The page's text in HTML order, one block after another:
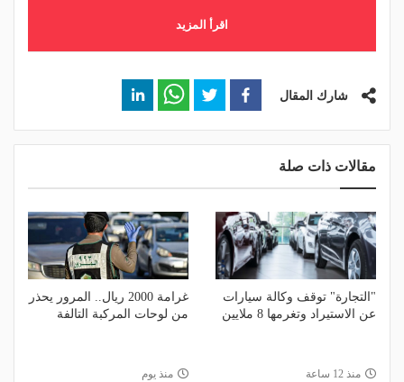
اقرأ المزيد
شارك المقال
مقالات ذات صلة
"التجارة" توقف وكالة سيارات
عن الاستيراد وتغرمها 8 ملايين
منذ 12 ساعة
غرامة 2000 ريال.. المرور يحذر
من لوحات المركبة التالفة
منذ يوم